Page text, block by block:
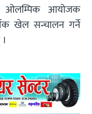
ओलम्पिक आयोजक
खेल सन्चालन गर्ने